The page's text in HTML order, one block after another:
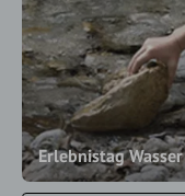
Erlebnistag Wasser